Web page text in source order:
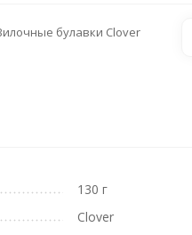
булавки Clover
130 г
Clover